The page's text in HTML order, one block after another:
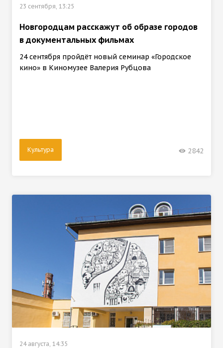
23 сентября, 13:25
Новгородцам расскажут об образе городов
в документальных фильмах
24 сентября пройдёт новый семинар «Городское
кино» в Киномузее Валерия Рубцова
Культура 2842
24 августа, 14:35